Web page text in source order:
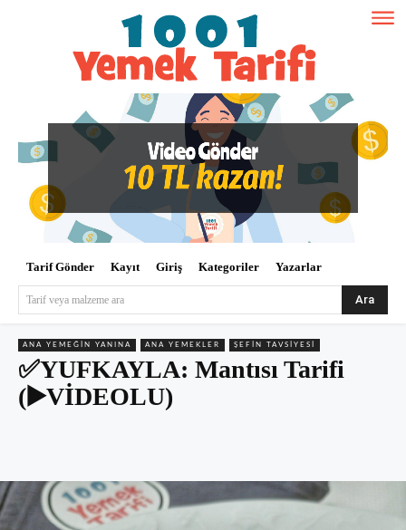
Tarif Gönder Kayıt Giriş Kategoriler Yazarlar
Tarif veya malzeme ara Ara
ANA YEMEĞIN YANINA ANA YEMEKLER ŞEFIN TAVSIYESI
✅YUFKAYLA: Mantısı Tarifi
(▶️VİDEOLU)